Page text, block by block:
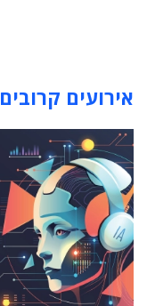
אירועים קרובים